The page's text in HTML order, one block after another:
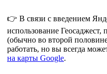
👉 В связи с введением
использование
(обычно во второй
работать, но вы всегда
на карты Google.